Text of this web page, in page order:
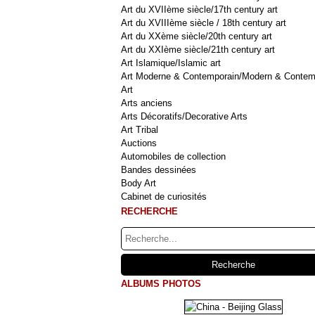
Art du XVIIème siècle/17th century art
Art du XVIIIème siècle / 18th century art
Art du XXème siècle/20th century art
Art du XXIème siècle/21th century art
Art Islamique/Islamic art
Art Moderne & Contemporain/Modern &
Art
Arts anciens
Arts Décoratifs/Decorative Arts
Art Tribal
Auctions
Automobiles de collection
Bandes dessinées
Body Art
Cabinet de curiosités
RECHERCHE
ALBUMS PHOTOS